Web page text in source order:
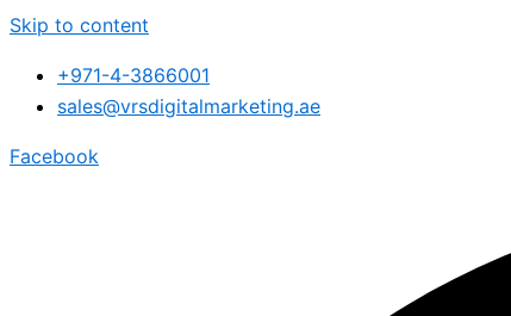
Skip to content
+971-4-3866001
sales@vrsdigitalmarketing.ae
Facebook